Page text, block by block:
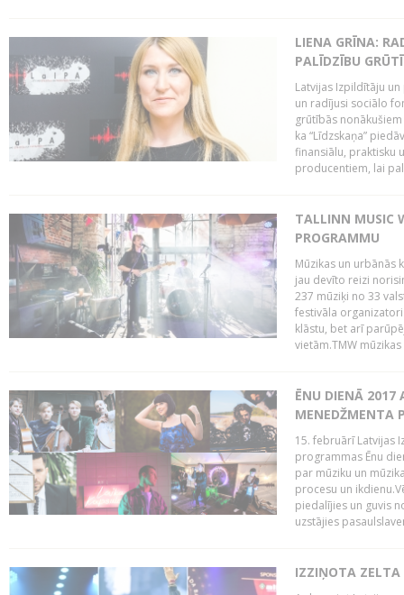
LIENA GRĪNA:
PALĪDZĪBU
Latvijas Izpildītāju
un radījusi sociālo
grūtībās
ka “Līdzskaņa”
finansiālu, praktisku
producentiem, lai
TALLINN MUSIC
PROGRAMMU
Mūzikas un urbānās
jau devīto reizi
237 mūziķi no 33
festivāla
klāstu, bet arī
vietām.TMW
ĒNU DIENĀ 2017
MENEDŽMENTA
15. februārī Latvijas
programmas Ēnu
par mūziku un
procesu un
piedalījies un guvis
uzstājies
IZZIŅOTA ZELTA